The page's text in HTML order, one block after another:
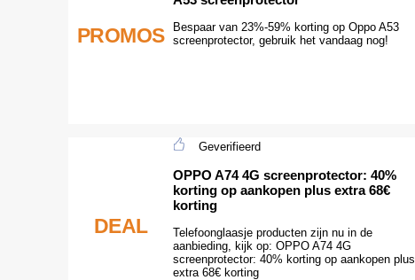
PROMOS
Bespaar van 23%-59% korting op Oppo A53
screenprotector, gebruik het vandaag nog!
DEAL
Geverifieerd
OPPO A74 4G screenprotector: 40%
korting op aankopen plus extra 68€
korting
Telefoonglaasje producten zijn nu in de
aanbieding, kijk op: OPPO A74 4G
screenprotector: 40% korting op aankopen plus
extra 68€ korting